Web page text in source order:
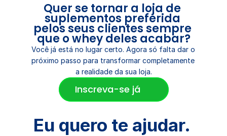
Quer se tornar a loja de
suplementos preferida
pelos seus clientes sempre
que o whey deles acabar?
Você já está no lugar certo. Agora só falta dar o
próximo passo para transformar completamente
a realidade da sua loja.
Inscreva-se já
Eu quero te ajudar.